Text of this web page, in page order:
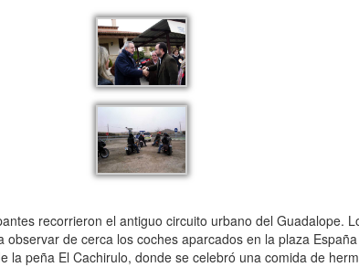
recorrieron el antiguo circuito urbano del Guadalope.
de cerca los coches aparcados en la plaza
la peña El Cachirulo, donde se celebró una comida de